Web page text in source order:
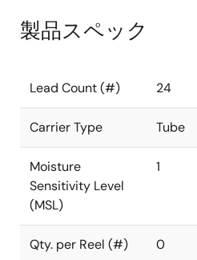
製品スペック
Lead Count (#) 24
Carrier Type Tube
Moisture
Sensitivity Level
(MSL)
1
Qty. per Reel (#) 0